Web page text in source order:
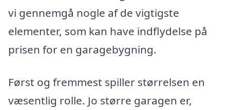
vi gennemgå nogle af de vigtigste
elementer, som kan have indflydelse på
prisen for en garagebygning.
Først og fremmest spiller størrelsen en
væsentlig rolle. Jo større garagen er,